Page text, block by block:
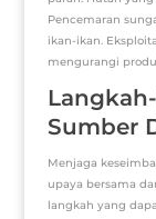
Pencemaran
ikan-ikan.
mengurangi
Sumber
Menjaga
upaya bersama
langkah yang